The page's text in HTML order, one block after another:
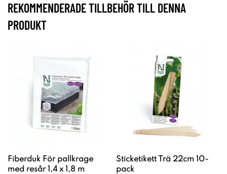
REKOMMENDERADE TILLBEHÖR TILL DENNA
PRODUKT
Fiberduk För pallkrage
med resår 1,4 x 1,8 m
Sticketikett Trä 22cm 10-
pack